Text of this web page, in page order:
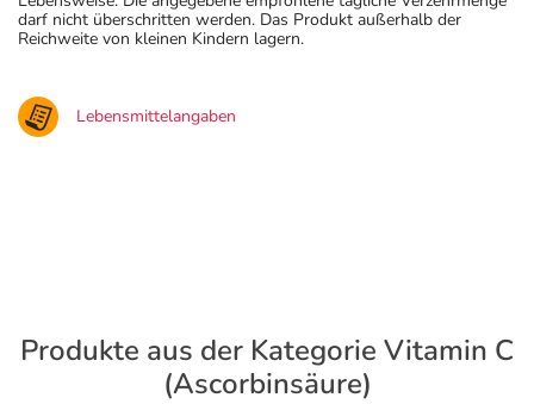
darf nicht überschritten werden. Das Produkt außerhalb der
Reichweite von kleinen Kindern lagern.
Lebensmittelangaben
Produkte aus der Kategorie Vitamin C
(Ascorbinsäure)